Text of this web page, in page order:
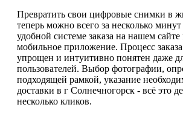
Превратить свои цифровые снимки в
теперь можно всего за несколько минут
удобной системе заказа на нашем сайте
мобильное приложение. Процесс
упрощен и интуитивно понятен даже
пользователей. Выбор фотографии,
подходящей рамкой, указание
доставки в г Солнечногорск - всё это
несколько кликов.